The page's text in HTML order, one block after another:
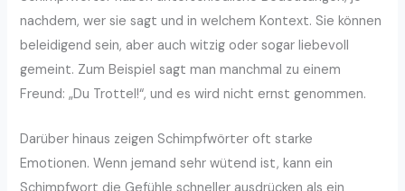
nachdem, wer sie sagt und in welchem Kontext. Sie können
beleidigend sein, aber auch witzig oder sogar liebevoll
gemeint. Zum Beispiel sagt man manchmal zu einem
Freund: „Du Trottel!“, und es wird nicht ernst genommen.
Darüber hinaus zeigen Schimpfwörter oft starke
Emotionen. Wenn jemand sehr wütend ist, kann ein